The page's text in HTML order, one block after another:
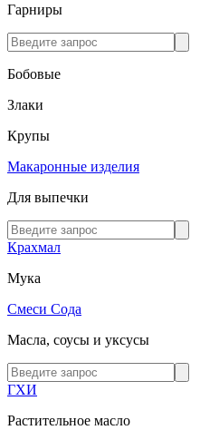
Гарниры
Бобовые
Злаки
Крупы
Макаронные изделия
Для выпечки
Крахмал
Мука
Смеси Сода
Масла, соусы и уксусы
ГХИ
Растительное масло